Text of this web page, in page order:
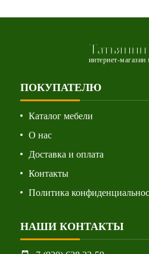
интернет-магазин
ПОКУПАТЕЛЮ
Каталог мебели
О нас
Доставка и оплата
Контакты
Политика
НАШИ КОНТАКТЫ